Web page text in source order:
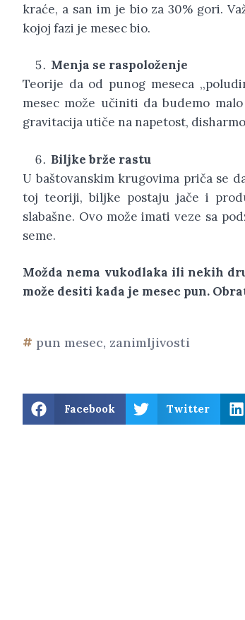
kraće, a san im je bio za 30% gori.
kojoj fazi je mesec bio.
Menja se raspoloženje
Teorije da od punog meseca
mesec može učiniti da budemo
gravitacija utiče na napetost,
Biljke brže rastu
U baštovanskim krugovima priča se
toj teoriji, biljke postaju jače i
slabašne. Ovo može imati veze sa
seme.
Možda nema vukodlaka ili nekih
može desiti kada je mesec pun.
pun mesec, zanimljivosti
Facebook Twitter